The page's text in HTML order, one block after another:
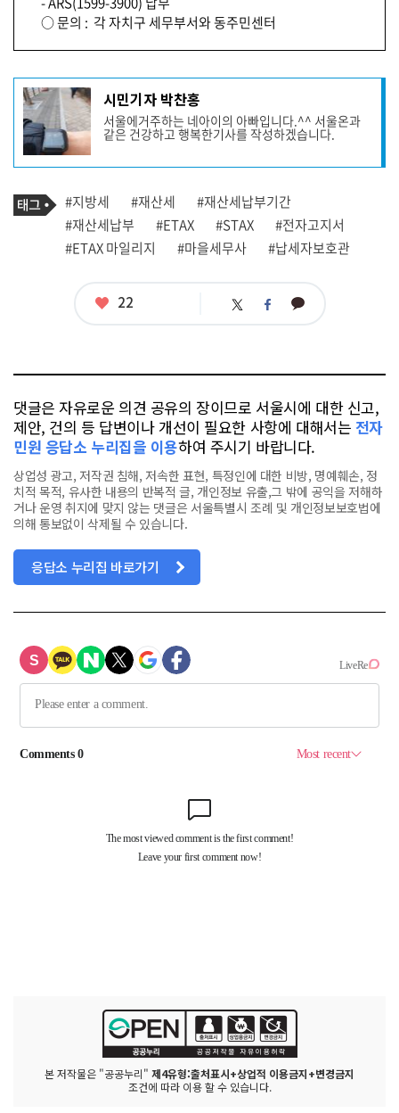
○ 문의 : 각 자치구 세무부서와 동주민센터
기
사
작
성
자
프
필
시민기자 박찬홍
서울에거주하는 네아이의 아빠입니다.^^ 서울온과
같은 건강하고 행복한기사를 작성하겠습니다.
사
관
련
태
태
그
#지방세 #재산세
#재산세납부기간
#재산세납부
#ETAX #STAX
#전자고지서
#ETAX 마일리지
#마을세무사 #납세자보호관
좋
22 트 페 카
댓글은 자유로운 의견 공유의 장이므로 서울시에 대한 신고,
제안, 건의 등 답변이나 개선이 필요한 사항에 대해서는 전자
민원 응답소 누리집을 이용하여 주시기 바랍니다.
상업성 광고, 저작권 침해, 저속한 표현, 특정인에 대한 비방, 명예훼손, 정
치적 목적, 유사한 내용의 반복적 글, 개인정보 유출,그 밖에 공익을 저해하
거나 운영 취지에 맞지 않는 댓글은 서울특별시 조례 및 개인정보보호법에
의해 통보없이 삭제될 수 있습니다.
응답소 누리집 바로가기
본 저작물은 "공공누리" 제4유형:출처표시+상업적 이용금지+변경금지
조건에 따라 이용 할 수 있습니다.